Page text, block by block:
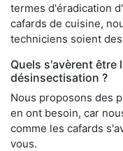
termes d'éradication
cafards de cuisine,
techniciens soient
Quels s'avèrent être
désinsectisation ?
Nous proposons des
en ont besoin, car
comme les cafards
vous.